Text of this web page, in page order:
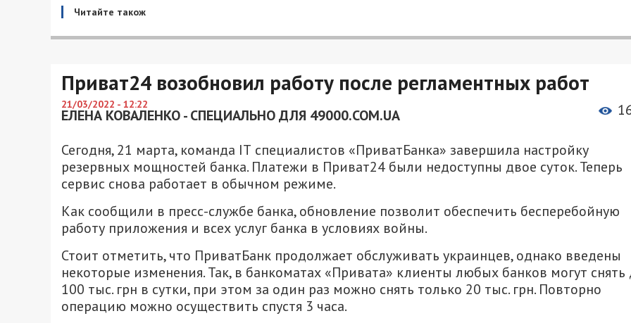
Читайте також
Приват24 возобновил работу после регламентных работ
21/03/2022 - 12:22
ЕЛЕНА КОВАЛЕНКО - СПЕЦИАЛЬНО ДЛЯ 49000.COM.UA
Сегодня, 21 марта, команда IТ специалистов «ПриватБанка» завершила настройку
резервных мощностей банка. Платежи в Приват24 были недоступны двое суток. Теперь
сервис снова работает в обычном режиме.
Как сообщили в пресс-службе банка, обновление позволит обеспечить бесперебойную
работу приложения и всех услуг банка в условиях войны.
Стоит отметить, что ПриватБанк продолжает обслуживать украинцев, однако введены
некоторые изменения. Так, в банкоматах «Привата» клиенты любых банков могут снять
100 тыс. грн в сутки, при этом за один раз можно снять только 20 тыс. грн. Повторно
операцию можно осуществить спустя 3 часа.